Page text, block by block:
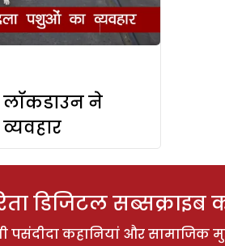
ने
डिजिटल सब्सक्राइब
पसंदीदा कहानियां और सामाजिक